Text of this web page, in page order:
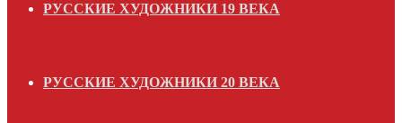
РУССКИЕ ХУДОЖНИКИ 19 ВЕКА
РУССКИЕ ХУДОЖНИКИ 20 ВЕКА